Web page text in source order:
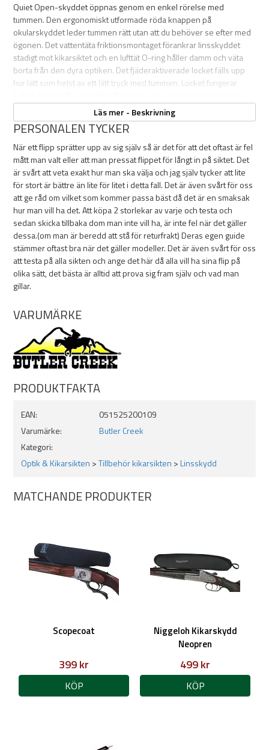
Quiet Open-skyddet öppnas genom en enkel rörelse med
tummen. Den ergonomiskt utformade röda knappen på
okularskyddet leder tummen rätt utan att du behöver se efter med
ögonen. Det vattentäta friktionsmontaget förankrar linsskyddet
stadigt mot kikarsiktet och en lufttät O-ring håller damm och väta
borta från den dyra optiken. Det fjäderaktiverade locket fälls upp
hur lätt som helst av ett lätt tryck med tummen. Locket fungerar
från +55 ned till -40 grader Celsius. Linsskyddet väger mindre än
25 gram och tillverkas i storlekar som passar marknadens flesta
märken och modeller. Utformningen passar såväl höger som
vänsterskyttar.
Mät yttre diametern med skjutmått och välj det skydd som är
närmast i storlek. Tolerans för linsskyden från angiven
diameter är följande -0,25mm under, +0,63 över.Eye har en
knapp objektiv flippsen har det ej.
Användbara Länkar:
Hur man mäter
Siktesguide(Är inte 100% att det den stämmer alla gånger)
Läs mer - Beskrivning
PERSONALEN TYCKER
När ett flipp sprätter upp av sig själv så är det för att det oftast är fel
mått man valt eller att man pressat flippet för långt in på siktet. Det
är svårt att veta exakt hur man ska välja och jag själv tycker att lite
för stort är bättre än lite för litet i detta fall. Det är även svårt för oss
att ge råd om vilket som kommer passa bäst då det är en smaksak
hur man vill ha det. Att köpa 2 storlekar av varje och testa och
sedan skicka tillbaka dom man inte vill ha, är inte fel när det gäller
dessa.(om man är beredd att stå för returfrakt) Deras egen guide
stämmer oftast bra när det gäller modeller. Det är även svårt för oss
att testa på alla sikten och ange det här då alla vill ha sina flip på
olika sätt, det bästa är alltid att prova sig fram själv och vad man
gillar.
VARUMÄRKE
PRODUKTFAKTA
EAN:
051525200109
Varumärke:
Butler Creek
Kategori:
Optik & Kikarsikten >Tillbehör kikarsikten >Linsskydd
MATCHANDE PRODUKTER
Scopecoat
399 kr
KÖP
Niggeloh Kikarskydd
Neopren
499 kr
KÖP